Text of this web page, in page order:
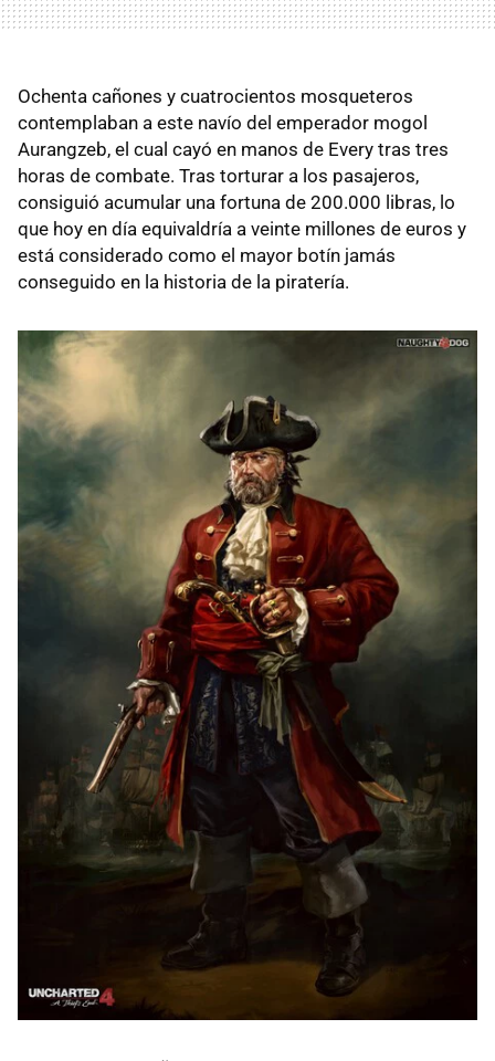
Ochenta cañones y cuatrocientos mosqueteros
contemplaban a este navío del emperador mogol
Aurangzeb, el cual cayó en manos de Every tras tres
horas de combate. Tras torturar a los pasajeros,
consiguió acumular una fortuna de 200.000 libras, lo
que hoy en día equivaldría a veinte millones de euros y
está considerado como el mayor botín jamás
conseguido en la historia de la piratería.